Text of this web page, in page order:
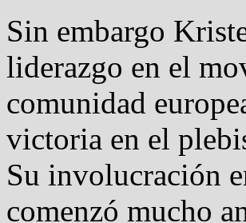
Sin embargo
liderazgo en el
comunidad
victoria en el
Su involucración
comenzó mucho